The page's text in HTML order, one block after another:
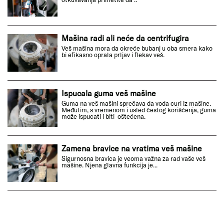
Mašina radi ali neće da centrifugira
Veš mašina mora da okreće bubanj u oba smera kako
bi efikasno oprala prljav i flekav veš.
Ispucala guma veš mašine
Guma na veš mašini sprečava da voda curi iz mašine.
Međutim, s vremenom i usled čestog korišćenja, guma
može ispucati i biti oštećena.
Zamena bravice na vratima veš mašine
Sigurnosna bravica je veoma važna za rad vaše veš
mašine. Njena glavna funkcija je...